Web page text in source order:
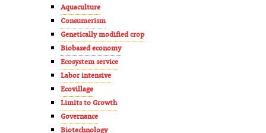
Aquaculture
Consumerism
Genetically modified crop
Biobased economy
Ecosystem service
Labor intensive
Ecovillage
Limits to Growth
Governance
Biotechnology